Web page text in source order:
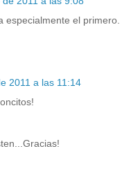
especialmente el primero.
2011 a las 11:14